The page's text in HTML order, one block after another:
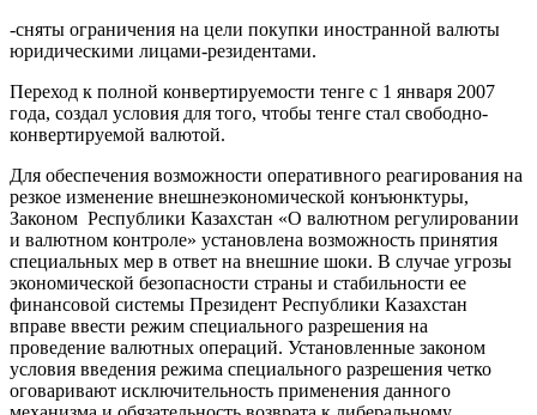
-сняты ограничения на цели покупки иностранной валюты
юридическими лицами-резидентами.
Переход к полной конвертируемости тенге с 1 января 2007
года, создал условия для того, чтобы тенге стал свободно-
конвертируемой валютой.
Для обеспечения возможности оперативного реагирования на
резкое изменение внешнеэкономической конъюнктуры,
Законом Республики Казахстан «О валютном регулировании
и валютном контроле» установлена возможность принятия
специальных мер в ответ на внешние шоки. В случае угрозы
экономической безопасности страны и стабильности ее
финансовой системы Президент Республики Казахстан
вправе ввести режим специального разрешения на
проведение валютных операций. Установленные законом
условия введения режима специального разрешения четко
оговаривают исключительность применения данного